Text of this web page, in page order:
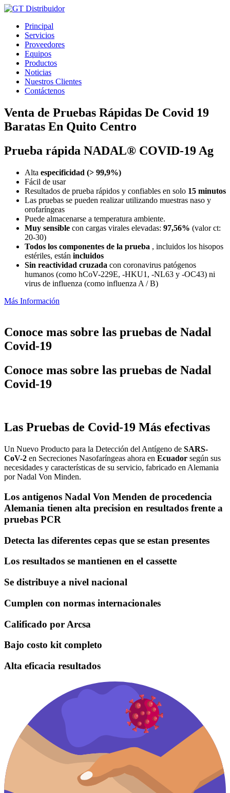
Ir
contenidoPrincipal
Servicios
Proveedores
Equipos
Productos
Noticias
Nuestros Clientes
Contáctenos
Venta de Pruebas Rápidas De Covid 19
Baratas En Quito Centro
Prueba rápida NADAL® COVID-19 Ag
Alta especificidad (> 99,9%)
Fácil de usar
Resultados de prueba rápidos y confiables en solo 15 minutos
Las pruebas se pueden realizar utilizando muestras naso y
orofaríngeas
Puede almacenarse a temperatura ambiente.
Muy sensible con cargas virales elevadas: 97,56% (valor ct:
20-30)
Todos los componentes de la prueba , incluidos los hisopos
estériles, están incluidos
Sin reactividad cruzada con coronavirus patógenos
humanos (como hCoV-229E, -HKU1, -NL63 y -OC43) ni
virus de influenza (como influenza A / B)
Más Información
Conoce mas sobre las pruebas de Nadal
Covid-19
Conoce mas sobre las pruebas de Nadal
Covid-19
Las Pruebas de Covid-19 Más efectivas
Un Nuevo Producto para la Detección del Antígeno de SARS-
CoV-2 en Secreciones Nasofaríngeas ahora en Ecuador según sus
necesidades y características de su servicio, fabricado en Alemania
por Nadal Von Minden.
Los antigenos Nadal Von Menden de procedencia
Alemania tienen alta precision en resultados frente a
pruebas PCR
Detecta las diferentes cepas que se estan presentes
Los resultados se mantienen en el cassette
Se distribuye a nivel nacional
Cumplen con normas internacionales
Calificado por Arcsa
Bajo costo kit completo
Alta eficacia resultados